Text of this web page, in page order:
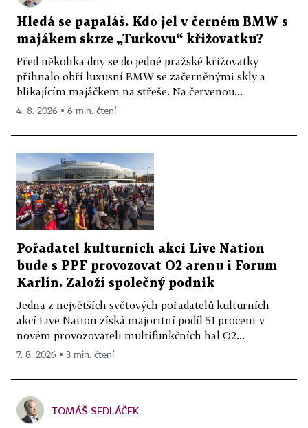
Hledá se papaláš. Kdo jel v černém BMW s
majákem skrze „Turkovu“ křižovatku?
Před několika dny se do jedné pražské křižovatky
přihnalo obří luxusní BMW se začerněnými skly a
blikajícím majáčkem na střeše. Na červenou...
4. 8. 2026 ▪ 6 min. čtení
Pořadatel kulturních akcí Live Nation
bude s PPF provozovat O2 arenu i Forum
Karlín. Založí společný podnik
Jedna z největších světových pořadatelů kulturních
akcí Live Nation získá majoritní podíl 51 procent v
novém provozovateli multifunkčních hal O2...
7. 8. 2026 ▪ 3 min. čtení
TOMÁŠ SEDLÁČEK